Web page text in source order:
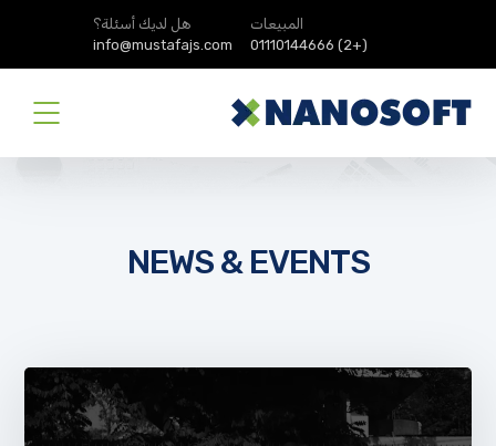
المبيعات
(+2) 01110144666
هل لديك أسئلة؟
info@mustafajs.com
NEWS & EVENTS